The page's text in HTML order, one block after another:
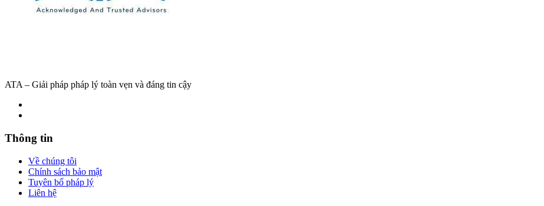
ATA – Giải pháp pháp lý toàn vẹn và đáng tin cậy
Thông tin
Về chúng tôi
Chính sách bảo mật
Tuyên bố pháp lý
Liên hệ